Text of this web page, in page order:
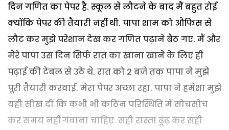
दिन गणित का पेपर है. स्कूल से लौटने के बाद मैं बहुत रोई
क्योंकि पेपर की तैयारी नहीं थी. पापा शाम को औफिस से
लौट कर मुझे परेशान देख कर गणित पढ़ाने बैठ गए. मैं और
मेरे पापा उस दिन सिर्फ रात का खाना खाने के लिए ही
पढ़ाई की टेबल से उठे थे. रात को 2 बजे तक पापा ने मुझे
पूरी तैयारी करवाई. मेरा पेपर अच्छा रहा. पापा ने हमेशा मुझे
यही सीख दी कि कभी भी कठिन परिस्थिति में सोचसोच
कर समय नहीं गंवाना चाहिए. सही रास्ता ढूंढ़ कर सही